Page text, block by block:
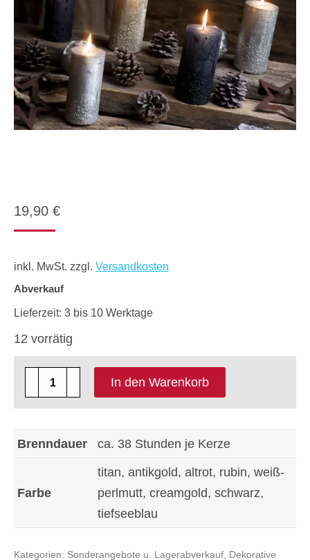
19,90 €
inkl. MwSt. zzgl. Versandkosten
Abverkauf
Lieferzeit: 3 bis 10 Werktage
12 vorrätig
x
Kerze
Größe
In den Warenkorb
Brenndauer ca. 38 Stunden je Kerze
Farbe
titan, antikgold, altrot, rubin, weiß-
perlmutt, creamgold, schwarz,
tiefseeblau
Kategorien: Sonderangebote u. Lagerabverkauf, Dekorative